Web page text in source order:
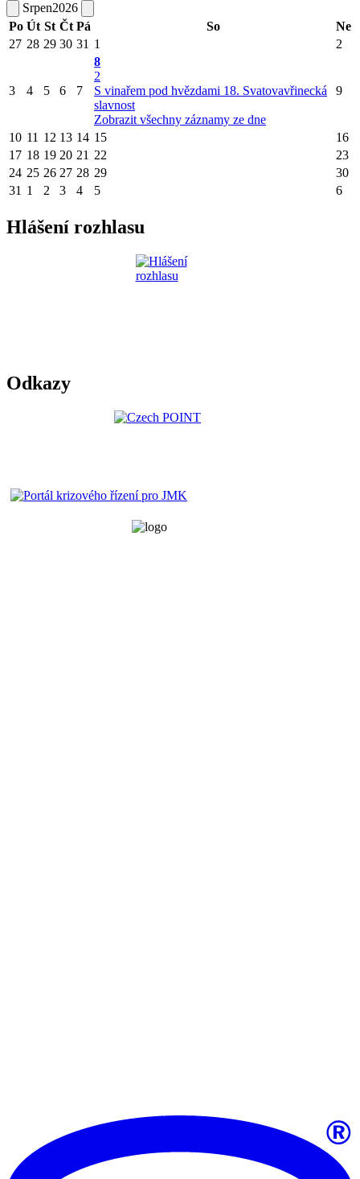
Srpen2026
Po Út St Čt Pá So
Ne
27 28 29 30 31 1 2
3 4 5 6 7
8
2
S vinařem pod hvězdami 18. Svatovavřinecká
slavnost
Zobrazit všechny záznamy ze dne
9
10 11 12 13 14 15
16
17 18 19 20 21 22
23
24 25 26 27 28 29
30
31 1 2 3 4 5 6
Hlášení rozhlasu
Odkazy